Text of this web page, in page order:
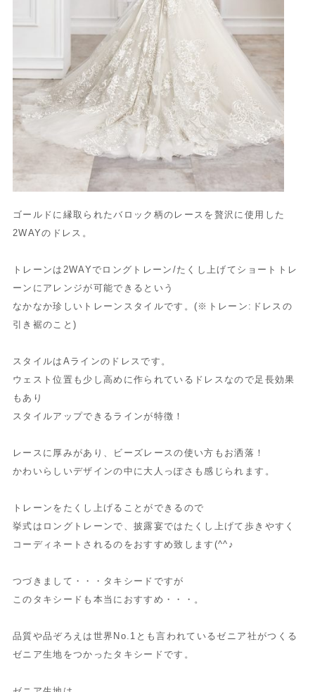
ゴールドに縁取られたバロック柄のレースを贅沢に使用した
2WAYのドレス。
トレーンは2WAYでロングトレーン/たくし上げてショートトレ
ーンにアレンジが可能できるという
なかなか珍しいトレーンスタイルです。(※トレーン:ドレスの
引き裾のこと)
スタイルはAラインのドレスです。
ウェスト位置も少し高めに作られているドレスなので足長効果
もあり
スタイルアップできるラインが特徴！
レースに厚みがあり、ビーズレースの使い方もお洒落！
かわいらしいデザインの中に大人っぽさも感じられます。
トレーンをたくし上げることができるので
挙式はロングトレーンで、披露宴ではたくし上げて歩きやすく
コーディネートされるのをおすすめ致します(^^♪
つづきまして・・・タキシードですが
このタキシードも本当におすすめ・・・。
品質や品ぞろえは世界No.1とも言われているゼニア社がつくる
ゼニア生地をつかったタキシードです。